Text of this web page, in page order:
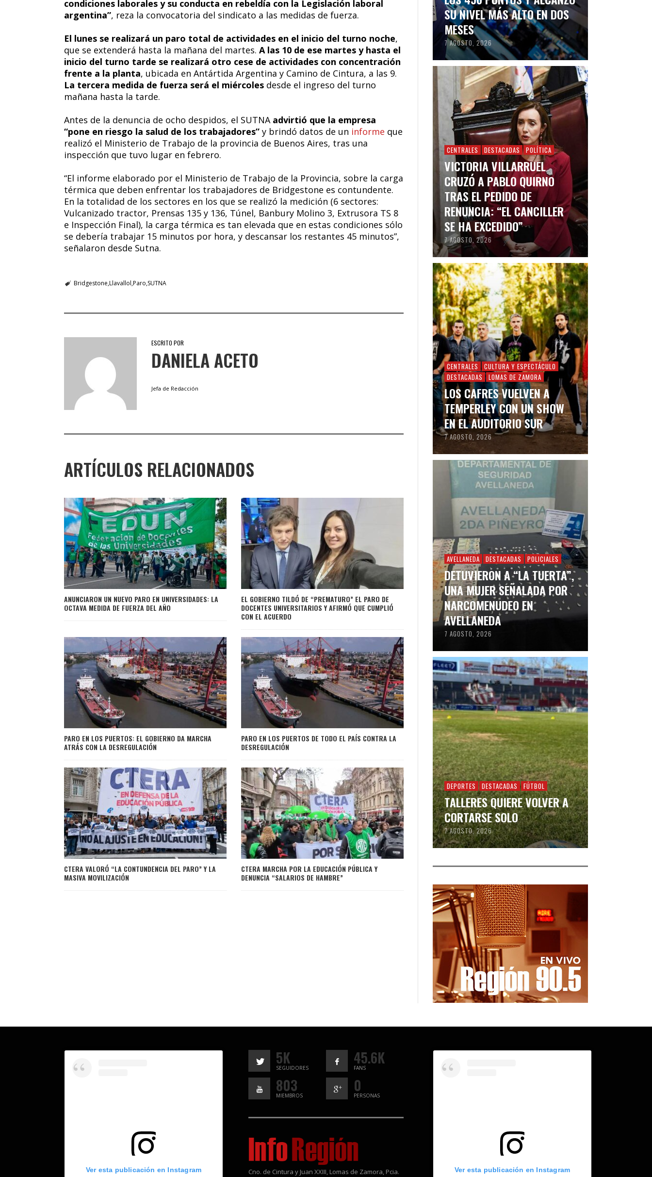
condiciones laborales y su conducta en rebeldía con la Legislación laboral
argentina”, reza la convocatoria del sindicato a las medidas de fuerza.
El lunes se realizará un paro total de actividades en el inicio del turno noche,
que se extenderá hasta la mañana del martes. A las 10 de ese martes y hasta el
inicio del turno tarde se realizará otro cese de actividades con concentración
frente a la planta, ubicada en Antártida Argentina y Camino de Cintura, a las 9.
La tercera medida de fuerza será el miércoles desde el ingreso del turno
mañana hasta la tarde.
Antes de la denuncia de ocho despidos, el SUTNA advirtió que la empresa
“pone en riesgo la salud de los trabajadores” y brindó datos de un informe que
realizó el Ministerio de Trabajo de la provincia de Buenos Aires, tras una
inspección que tuvo lugar en febrero.
“El informe elaborado por el Ministerio de Trabajo de la Provincia, sobre la carga
térmica que deben enfrentar los trabajadores de Bridgestone es contundente.
En la totalidad de los sectores en los que se realizó la medición (6 sectores:
Vulcanizado tractor, Prensas 135 y 136, Túnel, Banbury Molino 3, Extrusora TS 8
e Inspección Final), la carga térmica es tan elevada que en estas condiciones sólo
se debería trabajar 15 minutos por hora, y descansar los restantes 45 minutos”,
señalaron desde Sutna.
Bridgestone Llavallol Paro SUTNA
ESCRITO POR
DANIELA ACETO
Jefa de Redacción
ARTÍCULOS RELACIONADOS
ANUNCIARON UN NUEVO PARO EN UNIVERSIDADES: LA
OCTAVA MEDIDA DE FUERZA DEL AÑO
EL GOBIERNO TILDÓ DE “PREMATURO” EL PARO DE
DOCENTES UNIVERSITARIOS Y AFIRMÓ QUE CUMPLIÓ
CON EL ACUERDO
PARO EN LOS PUERTOS: EL GOBIERNO DA MARCHA
ATRÁS CON LA DESREGULACIÓN
PARO EN LOS PUERTOS DE TODO EL PAÍS CONTRA LA
DESREGULACIÓN
CTERA VALORÓ “LA CONTUNDENCIA DEL PARO” Y LA
MASIVA MOVILIZACIÓN
CTERA MARCHA POR LA EDUCACIÓN PÚBLICA Y
DENUNCIA “SALARIOS DE HAMBRE”
SU NIVEL MÁS ALTO EN DOS
MESES
7 AGOSTO, 2026
CENTRALES DESTACADAS POLÍTICA
VICTORIA VILLARRUEL
CRUZÓ A PABLO QUIRNO
TRAS EL PEDIDO DE
RENUNCIA: “EL CANCILLER
SE HA EXCEDIDO”
7 AGOSTO, 2026
CENTRALES
CULTURA Y ESPECTÁCULO
DESTACADAS
LOMAS DE ZAMORA
LOS CAFRES VUELVEN A
TEMPERLEY CON UN SHOW
EN EL AUDITORIO SUR
7 AGOSTO, 2026
AVELLANEDA DESTACADAS POLICIALES
DETUVIERON A “LA TUERTA”,
UNA MUJER SEÑALADA POR
NARCOMENUDEO EN
AVELLANEDA
7 AGOSTO, 2026
DEPORTES DESTACADAS FÚTBOL
TALLERES QUIERE VOLVER A
CORTARSE SOLO
7 AGOSTO, 2026
Ver esta publicación en Instagram
5K
SEGUIDORES
45.6K
FANS
803
MIEMBROS
0
PERSONAS
Cno. de Cintura y Juan XXIII, Lomas de Zamora, Pcia. Ver esta publicación en Instagram